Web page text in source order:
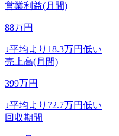
営業利益(月間)
88万円
↓平均より 18.3万円低い
売上高(月間)
399万円
↓平均より 72.7万円低い
回収期間